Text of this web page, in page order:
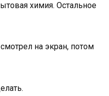
химия. Остальное
на экран, потом